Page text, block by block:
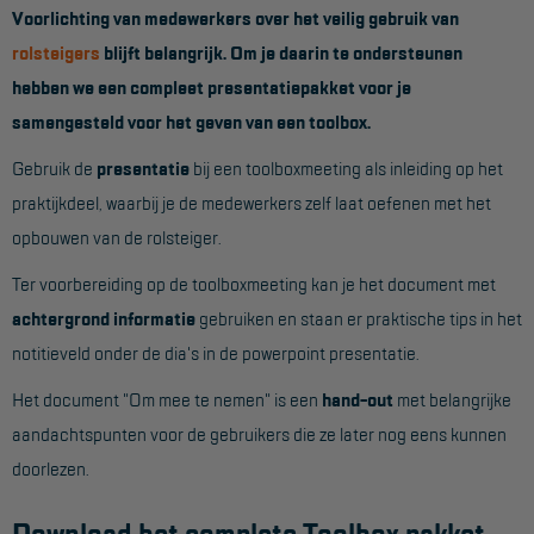
Werkbordes
Magazijntrap
Trailertrap
Trap accessoires
Trap onderdelen
Schraag
VALBEVEILIGING
Veiligheid sets
Harnas gordels
Verbindingsmiddelen
Anker middelen
Voorlichting van medewerkers over het veilig gebruik van
rolsteigers blijft belangrijk. Om je daarin te ondersteunen
hebben we een compleet presentatiepakket voor je
samengesteld voor het geven van een toolbox.
Gebruik de presentatie bij een toolboxmeeting als inleiding op het
praktijkdeel, waarbij je de medewerkers zelf laat oefenen met het
opbouwen van de rolsteiger.
Ter voorbereiding op de toolboxmeeting kan je het document met
achtergrond informatie gebruiken en staan er praktische tips in het
notitieveld onder de dia's in de powerpoint presentatie.
Het document "Om mee te nemen" is een hand-out met belangrijke
aandachtspunten voor de gebruikers die ze later nog eens kunnen
doorlezen.